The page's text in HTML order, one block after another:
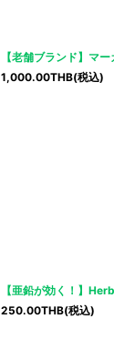
【老舗ブランド】マ
1,000.00THB(税込)
【亜鉛が効く！】
250.00THB(税込)